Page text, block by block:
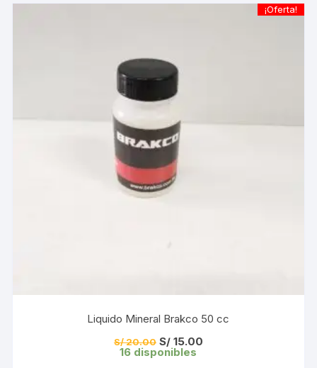
¡Oferta!
Liquido Mineral Brakco 50 cc
S/20.00 El
precio
S/15.00El
16 disponibles